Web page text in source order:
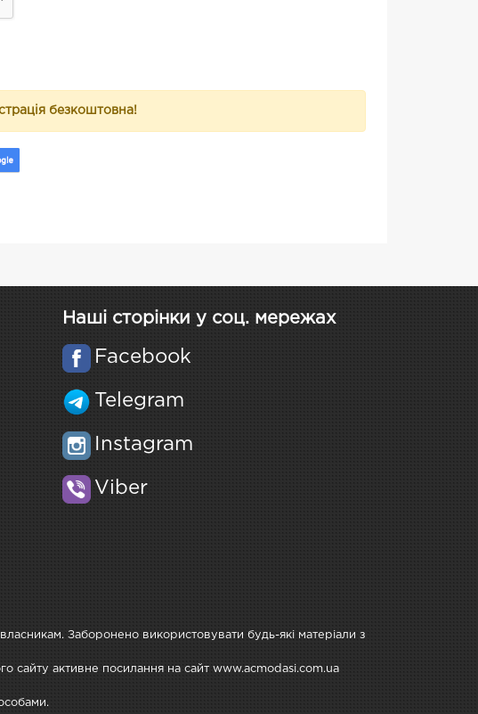
безкоштовна!
Наші сторінки у соц. мережах
Facebook
Telegram
Instagram
Viber
Заборонено використовувати будь-які матеріали з
сайту активне посилання на сайт www.acmodasi.com.ua